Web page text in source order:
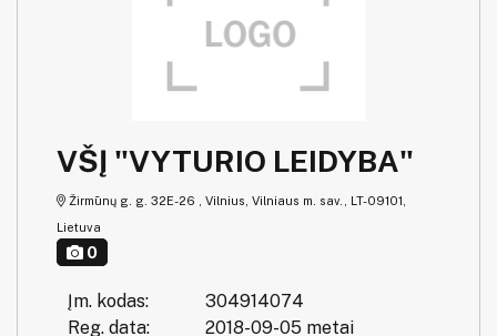
VŠĮ "VYTURIO LEIDYBA"
Žirmūnų g. g. 32E-26 , Vilnius, Vilniaus m. sav., LT-09101,
Lietuva
0
Įm. kodas:
304914074
Reg. data:
2018-09-05 metai